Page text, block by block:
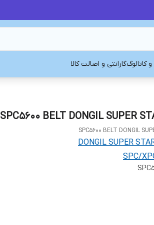
کاتالوگگارانتی و اصالت کالا
SPC5600 BELT DONGIL SUPER
SPC5600 BELT DONGIL
DONGIL SUPER
SPC/